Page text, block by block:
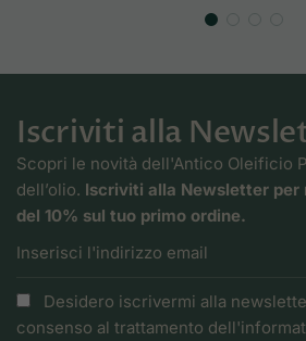
Iscriviti alla
Scopri le novità dell'Antico Oleificio
dell’olio. Iscriviti alla Newsletter per
del 10% sul tuo primo ordine.
Desidero iscrivermi alla
consenso al trattamento dell'